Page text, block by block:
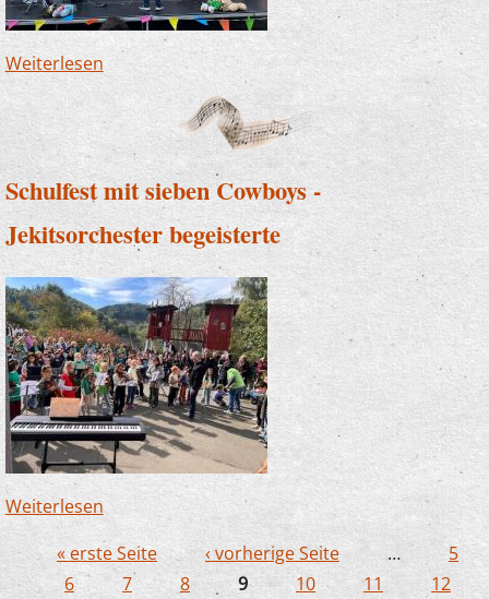
Weiterlesen über Weltkindertag - die Zauberlehrlinge
beschwingten
Schulfest mit sieben Cowboys -
Jekitsorchester begeisterte
Weiterlesen über Schulfest mit sieben Cowboys -
Jekitsorchester begeisterte
Seiten
« erste Seite ‹ vorherige Seite …
5
6
7 8 9 10 11
12